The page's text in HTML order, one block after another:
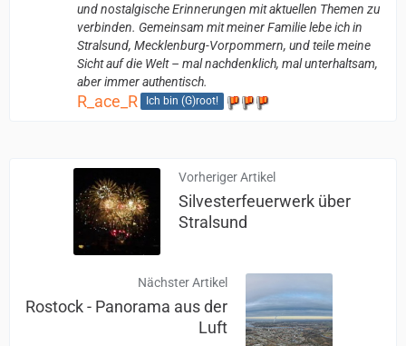
und nostalgische Erinnerungen mit aktuellen Themen zu
verbinden. Gemeinsam mit meiner Familie lebe ich in
Stralsund, Mecklenburg-Vorpommern, und teile meine
Sicht auf die Welt – mal nachdenklich, mal unterhaltsam,
aber immer authentisch.
R_ace_R Ich bin (G)root!
Vorheriger Artikel
Silvesterfeuerwerk über
Stralsund
Nächster Artikel
Rostock - Panorama aus der
Luft